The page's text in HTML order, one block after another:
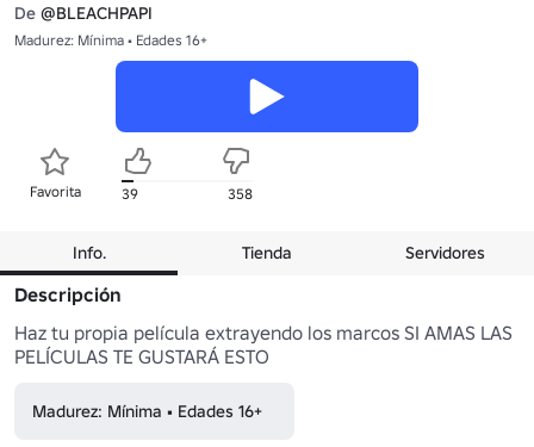
De @BLEACHPAPI
Madurez: Mínima • Edades 16+
Favorita 39 358
Info. Tienda Servidores
Descripción
Haz tu propia película extrayendo los marcos SI AMAS LAS
PELÍCULAS TE GUSTARÁ ESTO
Madurez: Mínima • Edades 16+